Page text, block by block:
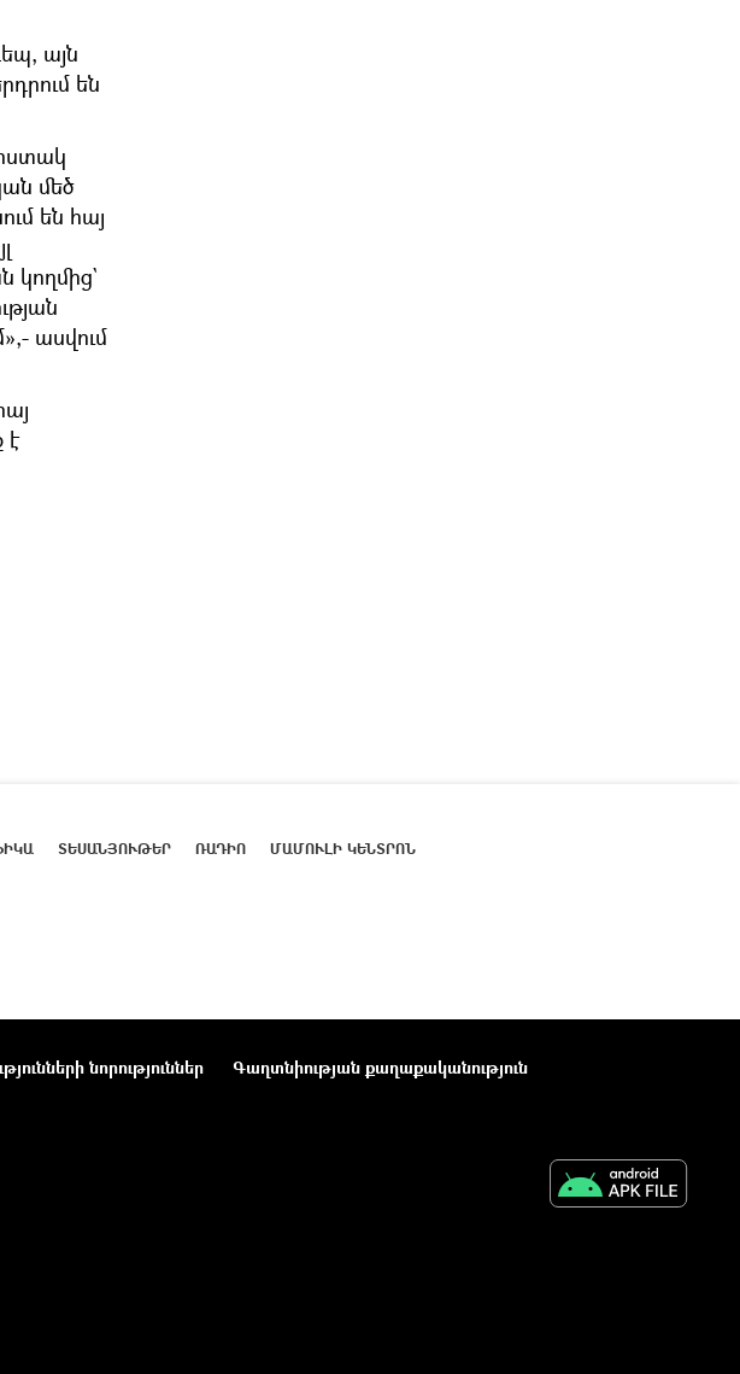
այն
են
մեծ
են հայ
կողմից`
ասվում
է
ՏԵՍԱՆՅՈՒԹԵՐ ՌԱԴԻՈ ՄԱՄՈՒԼԻ ԿԵՆՏՐՈՆ
նորություններ
Գաղտնիության քաղաքականություն